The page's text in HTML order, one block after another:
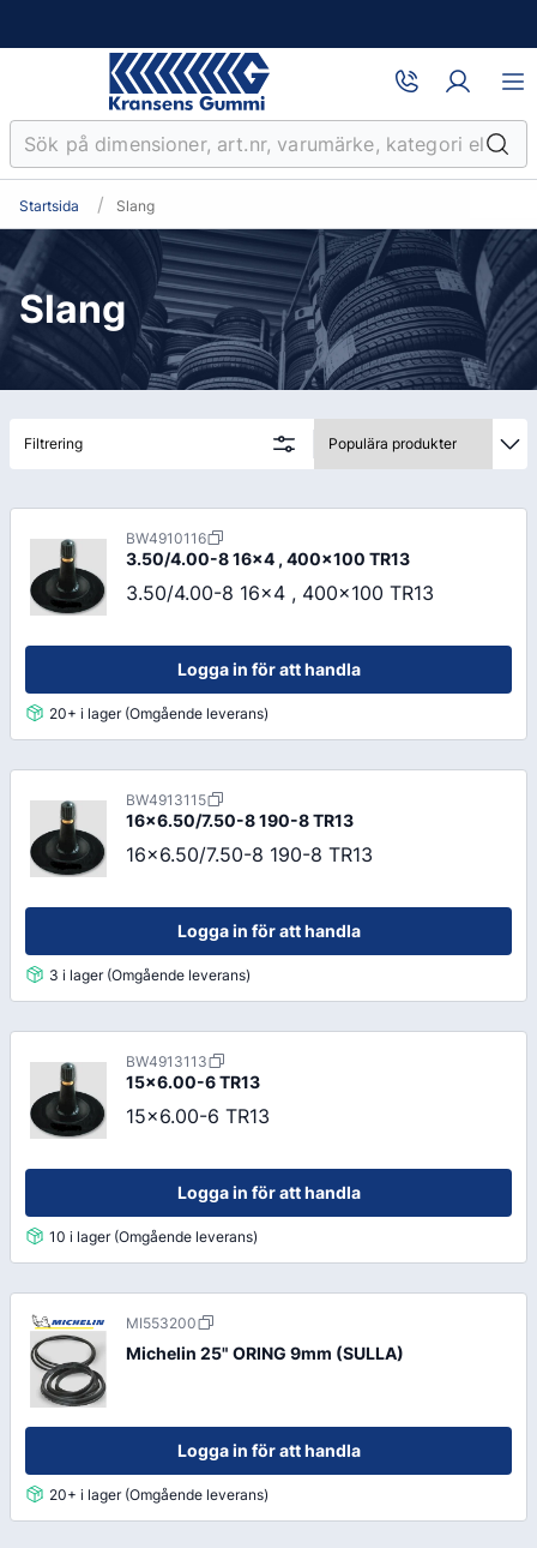
Startsida Slang
Slang
Filtrering
BW4910116
3.50/4.00-8 16x4 , 400x100 TR13
3.50/4.00-8 16x4 , 400x100 TR13
Logga in för att handla
20+ i lager (Omgående leverans)
BW4913115
16x6.50/7.50-8 190-8 TR13
16x6.50/7.50-8 190-8 TR13
Logga in för att handla
3 i lager (Omgående leverans)
BW4913113
15x6.00-6 TR13
15x6.00-6 TR13
Logga in för att handla
10 i lager (Omgående leverans)
MI553200
Michelin 25" ORING 9mm (SULLA)
Logga in för att handla
20+ i lager (Omgående leverans)